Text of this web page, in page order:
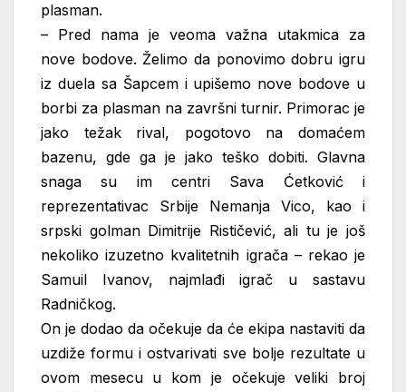
plasman.
– Pred nama je veoma važna utakmica za
nove bodove. Želimo da ponovimo dobru igru
iz duela sa Šapcem i upišemo nove bodove u
borbi za plasman na završni turnir. Primorac je
jako težak rival, pogotovo na domaćem
bazenu, gde ga je jako teško dobiti. Glavna
snaga su im centri Sava Ćetković i
reprezentativac Srbije Nemanja Vico, kao i
srpski golman Dimitrije Rističević, ali tu je još
nekoliko izuzetno kvalitetnih igrača – rekao je
Samuil Ivanov, najmlađi igrač u sastavu
Radničkog.
On je dodao da očekuje da će ekipa nastaviti da
uzdiže formu i ostvarivati sve bolje rezultate u
ovom mesecu u kom je očekuje veliki broj